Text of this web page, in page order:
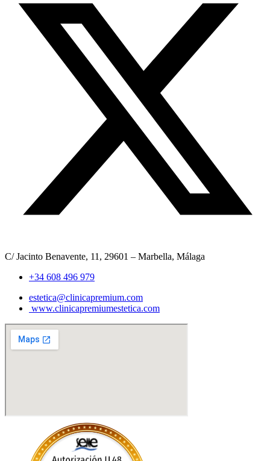
C/ Jacinto Benavente, 11, 29601 – Marbella, Málaga​
+34 608 496 979
estetica@clinicapremium.com
www.clinicapremiumestetica.com